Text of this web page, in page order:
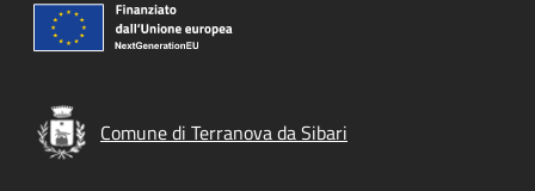
Comune di Terranova da Sibari